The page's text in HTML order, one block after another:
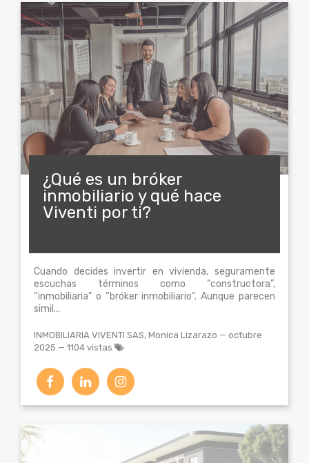
¿Qué es un bróker
inmobiliario y qué hace
Viventi por ti?
Cuando decides invertir en vivienda, seguramente
escuchas términos como “constructora”,
“inmobiliaria” o “bróker inmobiliario”. Aunque parecen
simil...
INMOBILIARIA VIVENTI SAS, Monica Lizarazo —octubre
2025 — 1104 vistas